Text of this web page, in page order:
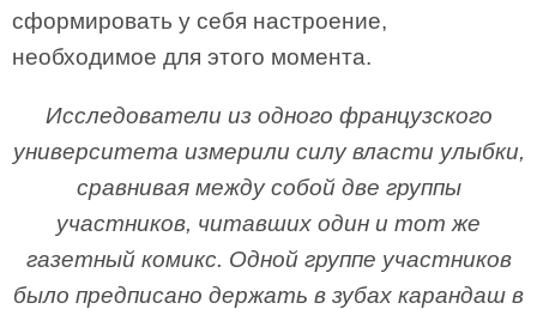
сформировать у себя настроение,
необходимое для этого момента.
Исследователи из одного французского
университета измерили силу власти улыбки,
сравнивая между собой две группы
участников, читавших один и тот же
газетный комикс. Одной группе участников
было предписано держать в зубах карандаш в